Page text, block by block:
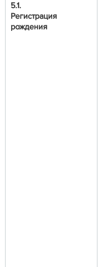
5.1.
Регистрация
рождения